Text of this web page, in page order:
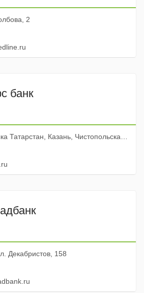
2
банк
Казань, Чистопольская улица, 11
Декабристов, 158